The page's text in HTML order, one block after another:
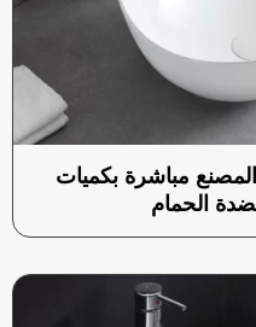
مباشرة بكميات
الحمام